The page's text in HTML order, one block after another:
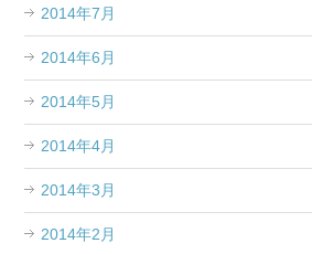
2014年7月
2014年6月
2014年5月
2014年4月
2014年3月
2014年2月